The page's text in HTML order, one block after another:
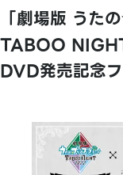
「劇場版 うた
TABOO
DVD発売記念